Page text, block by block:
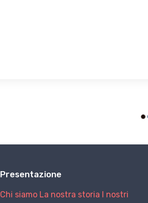
Presentazione
Chi siamo La nostra storia I nostri